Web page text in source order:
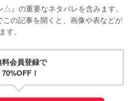
』の重要なネタバレを含みます。
の記事を開くと、画像や表などが
。
料会員登録で
70%OFF！